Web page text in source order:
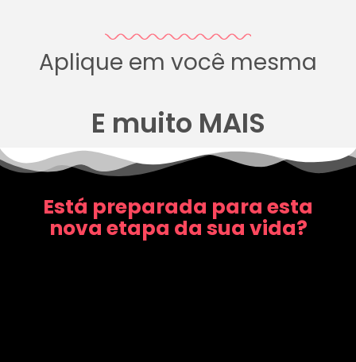
Aplique em você mesma
E muito MAIS
Está preparada para esta
nova etapa da sua vida?